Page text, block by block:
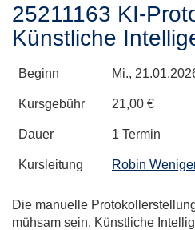
25211163 KI-
Künstliche
Beginn Mi.,
Kursgebühr 21,00 €
Dauer 1 Termin
Kursleitung Robin
Die manuelle
mühsam sein. Künstliche